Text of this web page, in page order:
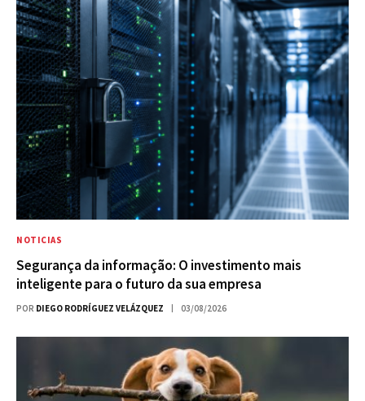
NOTICIAS
Segurança da informação: O investimento mais
inteligente para o futuro da sua empresa
POR DIEGO RODRÍGUEZ VELÁZQUEZ 03/08/2026